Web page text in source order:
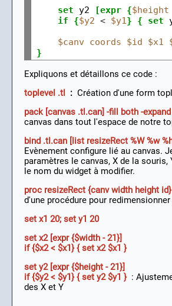
set y2 [expr {$height
if
{$y2 < $y1} { set
$canv coords $id $x1
}
Expliquons et détaillons ce code :
toplevel .tl : Création d'une form
pack [canvas .tl.can] -fill both -expand
canvas dans tout l'espace de notre
bind .tl.can [list resizeRect %W %w
Evènement configure lié au canvas.
paramètres le canvas, X de la souris,
le nom du widget à modifier.
proc resizeRect {canv width height
d'une procédure pour
set x1 20; set y1 20
set x2 [expr {$width - 21}]
if {$x2 < $x1} { set x2 $x1 }
set y2 [expr {$height - 21}]
if {$y2 < $y1} { set y2 $y1 }:
des X et Y